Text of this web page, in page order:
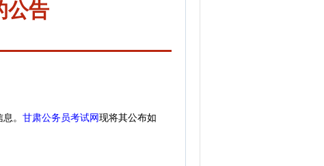
公告
。 甘肃公务员考试网现将其公布如